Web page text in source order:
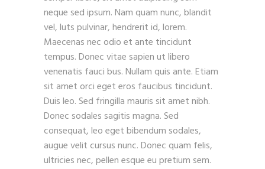
neque sed ipsum. Nam quam nunc, blandit
vel, luts pulvinar, hendrerit id, lorem.
Maecenas nec odio et ante tincidunt
tempus. Donec vitae sapien ut libero
venenatis fauci bus. Nullam quis ante. Etiam
sit amet orci eget eros faucibus tincidunt.
Duis leo. Sed fringilla mauris sit amet nibh.
Donec sodales sagitis magna. Sed
consequat, leo eget bibendum sodales,
augue velit cursus nunc. Donec quam felis,
ultricies nec, pellen esque eu pretium sem.